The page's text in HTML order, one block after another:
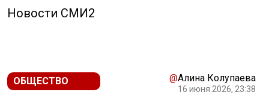
Новости СМИ2
ОБЩЕСТВО @Алина Колупаева
16 июня 2026, 23:38